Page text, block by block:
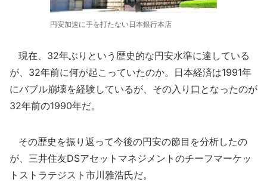
円安加速に手を打たない日本銀行本店
現在、32年ぶりという歴史的な円安水準に達している
が、32年前に何が起こっていたのか。日本経済は1991年
にバブル崩壊を経験しているが、その入り口となったのが
32年前の1990年だ。
その歴史を振り返って今後の円安の節目を分析したの
が、三井住友DSアセットマネジメントのチーフマーケッ
トストラテジスト市川雅浩氏だ。